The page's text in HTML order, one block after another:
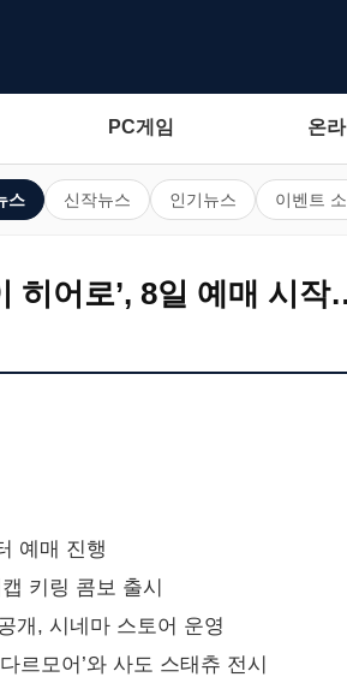
PC게임 온
스 신작뉴스 인기뉴스 이벤트
히어로’, 8일 예매 시
예매 진행
키링 콤보 출시
개, 시네마 스토어 운영
르모어’와 사도 스태츄 전시